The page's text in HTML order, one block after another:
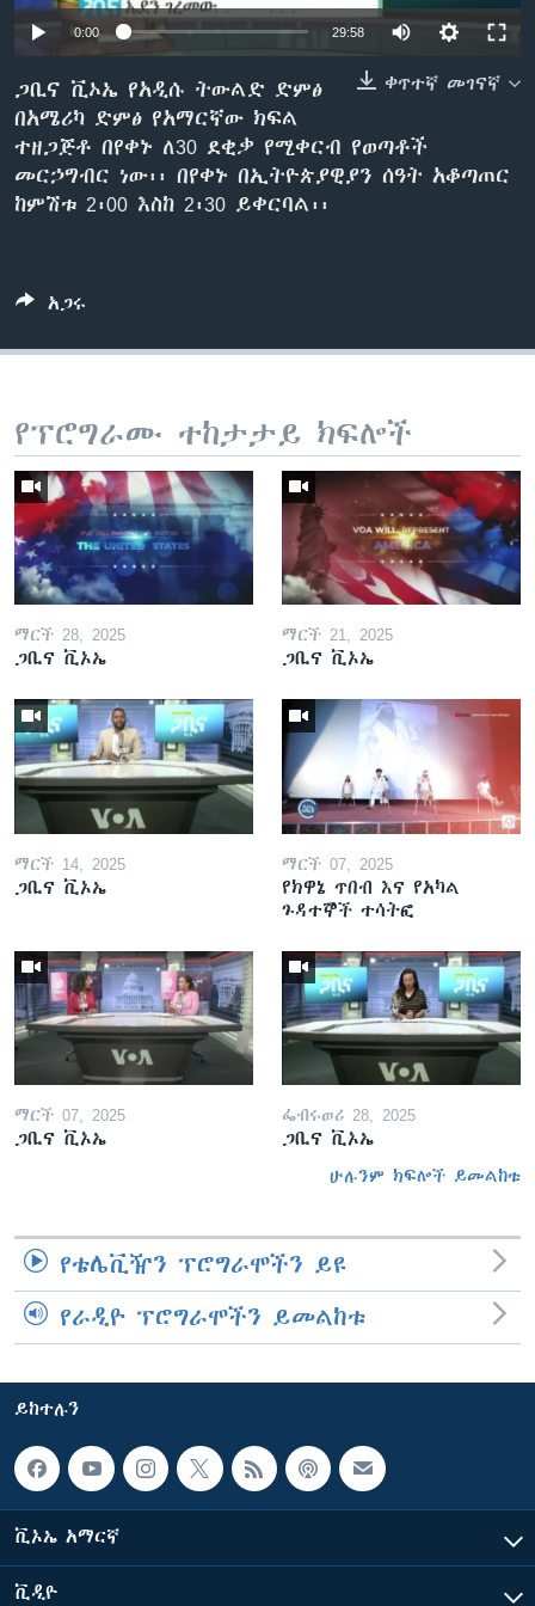
ቋንቋዎች
0:00 29:58
ቀጥተኛ መገናኛ
ጋቢና ቪኦኤ የአዲሱ ትውልድ ድምፅ
በአሜሪካ ድምፅ የአማርኛው ክፍል
ተዘጋጅቶ በየቀኑ ለ30 ደቂቃ የሚቀርብ የወጣቶች
መርኃግብር ነው፡፡ በየቀኑ በኢትዮጵያዊያን ሰዓት አቆጣጠር
ከምሽቱ 2፡00 እስከ 2፡30 ይቀርባል፡፡
አጋሩ
የፕሮግራሙ ተከታታይ ክፍሎች
ማርች 28, 2025
ጋቢና ቪኦኤ
ማርች 21, 2025
ጋቢና ቪኦኤ
ማርች 14, 2025
ጋቢና ቪኦኤ
ማርች 07, 2025
የክዋኔ ጥበብ እና የአካል
ጉዳተኞች ተሳትፎ
ማርች 07, 2025
ጋቢና ቪኦኤ
ፌብሩወሪ 28, 2025
ጋቢና ቪኦኤ
ሁሉንም ክፍሎች ይመልከቱ
የቴሌቪዥን ፕሮግራሞችን ይዩ
የራዲዮ ፕሮግራሞችን ይመልከቱ
ይከተሉን
ቪኦኤ አማርኛ
ቪዲዮ